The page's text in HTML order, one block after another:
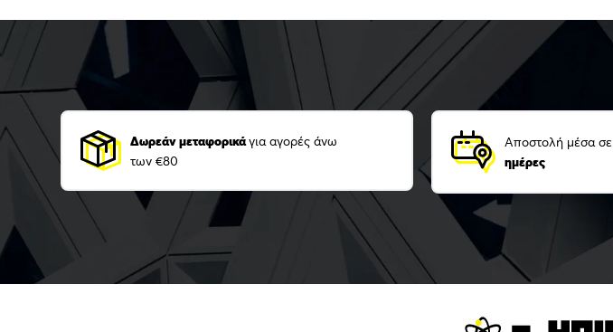
Δωρεάν μεταφορικάγια αγορές άνω
των €80
Αποστολή μέσα σε
ημέρες